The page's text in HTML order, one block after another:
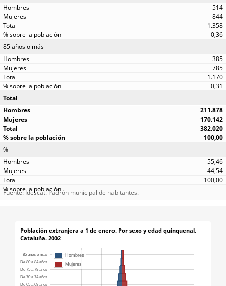
514
844
1.358
0,36
85 años o más
385
785
1.170
0,31
Total
211.878
170.142
382.020
100,00
%
55,46
44,54
100,00
Fuente: Idescat. Padrón municipal de habitantes.